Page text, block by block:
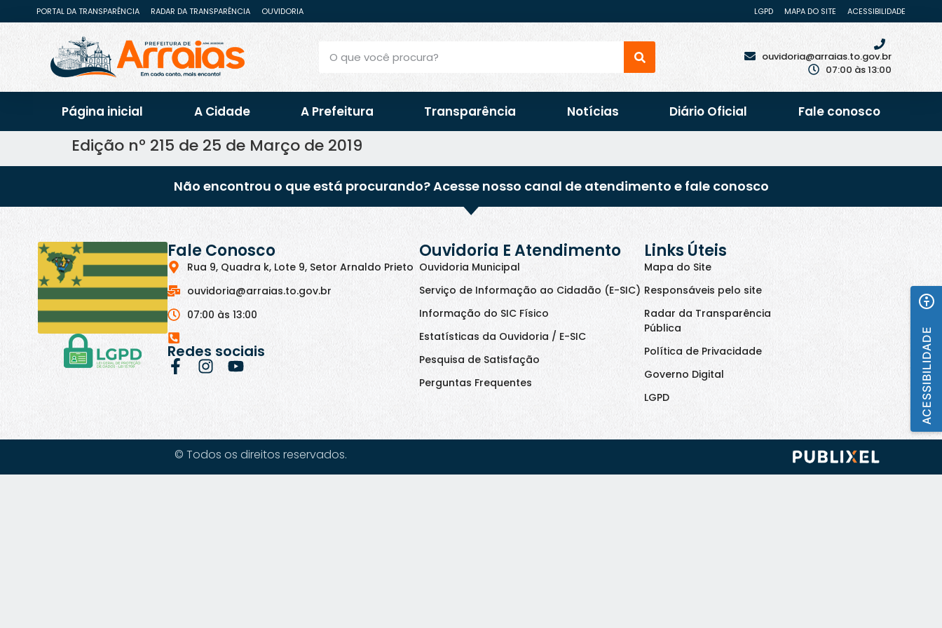
PORTAL DA TRANSPARÊNCIA RADAR DA TRANSPARÊNCIA OUVIDORIA LGPD MAPA DO SITE ACESSIBILIDADE
ouvidoria@arraias.to.gov.br
07:00 às 13:00
Página inicial A Cidade A Prefeitura Transparência Notícias Diário Oficial Fale conosco
Edição nº 215 de 25 de Março de 2019
Não encontrou o que está procurando? Acesse nosso canal de atendimento e fale conosco
Fale Conosco
Rua 9, Quadra k, Lote 9, Setor Arnaldo Prieto
ouvidoria@arraias.to.gov.br
07:00 às 13:00
Redes sociais
Ouvidoria E Atendimento
Ouvidoria Municipal
Serviço de Informação ao Cidadão (E-SIC)
Informação do SIC Físico
Estatísticas da Ouvidoria / E-SIC
Pesquisa de Satisfação
Perguntas Frequentes
Links Úteis
Mapa do Site
Responsáveis pelo site
Radar da Transparência
Pública
Política de Privacidade
Governo Digital
LGPD
© Todos os direitos reservados.
ACESSIBILIDADE